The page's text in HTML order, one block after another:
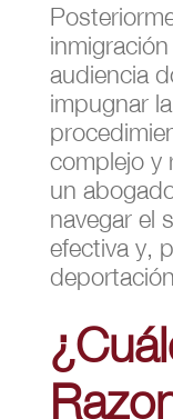
audiencia
impugnar
complejo y
un
navegar el
efectiva y,